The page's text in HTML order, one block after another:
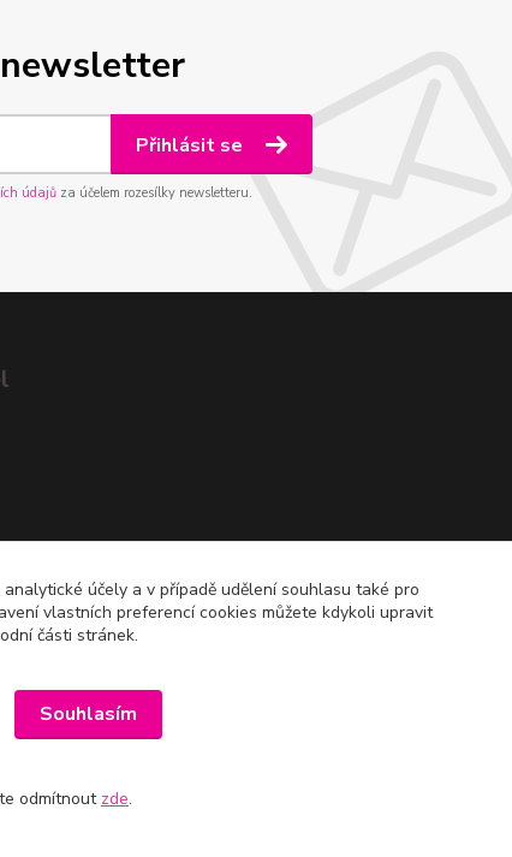
Přihlásit se
údajůza účelem rozesílky newsletteru.
účely a v případě udělení souhlasu také pro
vlastních preferencí cookies můžete kdykoli upravit
části stránek.
Souhlasím
odmítnout zde.